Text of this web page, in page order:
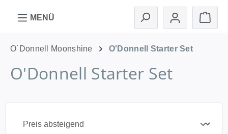
MENÜ
O´Donnell Moonshine O'Donnell Starter Set
O'Donnell Starter Set